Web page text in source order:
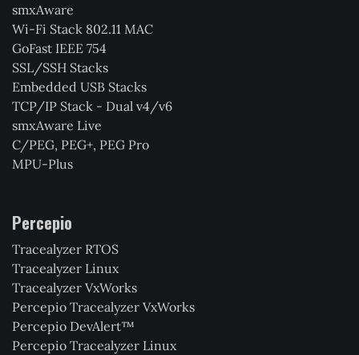
smxAware
Wi-Fi Stack 802.11 MAC
GoFast IEEE 754
SSL/SSH Stacks
Embedded USB Stacks
TCP/IP Stack - Dual v4/v6
smxAware Live
C/PEG, PEG+, PEG Pro
MPU-Plus
Percepio
Tracealyzer RTOS
Tracealyzer Linux
Tracealyzer VxWorks
Percepio Tracealyzer VxWorks
Percepio DevAlert™
Percepio Tracealyzer Linux